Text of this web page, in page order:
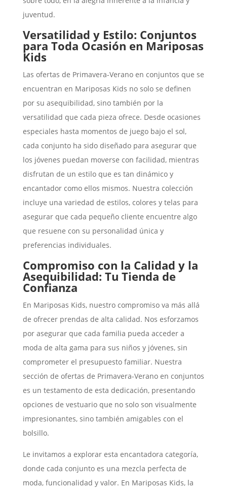
juventud.
Versatilidad y Estilo: Conjuntos
para Toda Ocasión en Mariposas
Kids
Las ofertas de Primavera-Verano en conjuntos que se
encuentran en Mariposas Kids no solo se definen
por su asequibilidad, sino también por la
versatilidad que cada pieza ofrece. Desde ocasiones
especiales hasta momentos de juego bajo el sol,
cada conjunto ha sido diseñado para asegurar que
los jóvenes puedan moverse con facilidad, mientras
disfrutan de un estilo que es tan dinámico y
encantador como ellos mismos. Nuestra colección
incluye una variedad de estilos, colores y telas para
asegurar que cada pequeño cliente encuentre algo
que resuene con su personalidad única y
preferencias individuales.
Compromiso con la Calidad y la
Asequibilidad: Tu Tienda de
Confianza
En Mariposas Kids, nuestro compromiso va más allá
de ofrecer prendas de alta calidad. Nos esforzamos
por asegurar que cada familia pueda acceder a
moda de alta gama para sus niños y jóvenes, sin
comprometer el presupuesto familiar. Nuestra
sección de ofertas de Primavera-Verano en conjuntos
es un testamento de esta dedicación, presentando
opciones de vestuario que no solo son visualmente
impresionantes, sino también amigables con el
bolsillo.
Le invitamos a explorar esta encantadora categoría,
donde cada conjunto es una mezcla perfecta de
moda, funcionalidad y valor. En Mariposas Kids, la